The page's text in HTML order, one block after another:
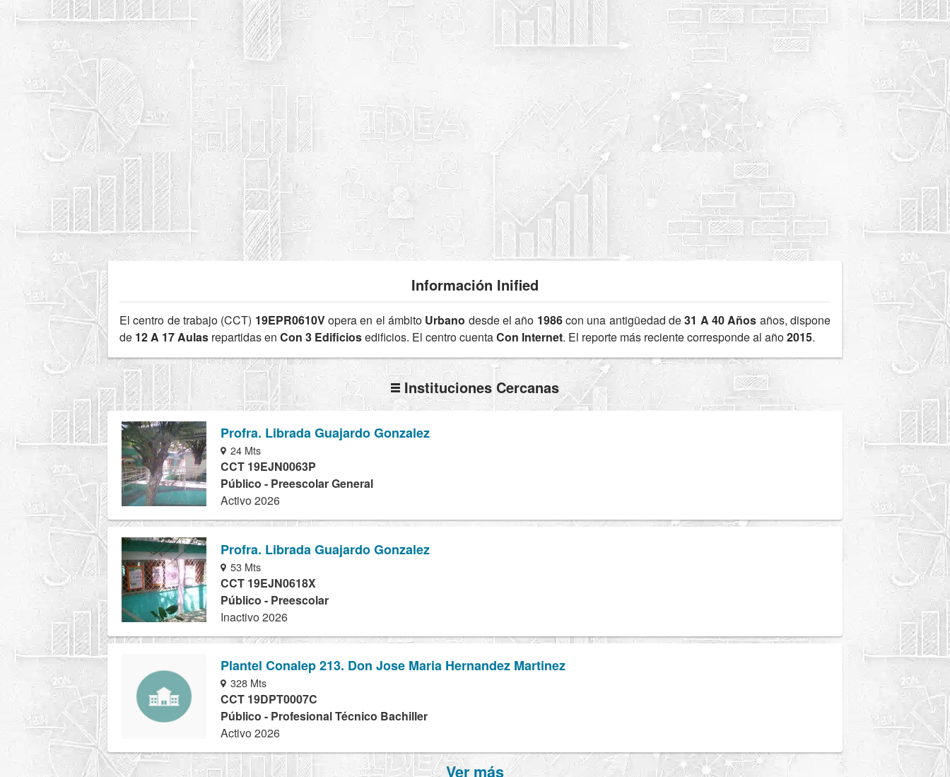
Información Inified
El centro de trabajo (CCT) 19EPR0610Vopera en el ámbito Urbano desde el año 1986con una antigüedad de31 A 40 Años años, dispone
de 12 A 17 Aulas repartidas en Con 3 Edificiosedificios. El centro cuentaCon Internet. El reporte más reciente corresponde al año2015.
Instituciones Cercanas
Profra. Librada Guajardo Gonzalez
24 Mts
CCT 19EJN0063P
Público - Preescolar General
Activo 2026
Profra. Librada Guajardo Gonzalez
53 Mts
CCT 19EJN0618X
Público - Preescolar
Inactivo 2026
Plantel Conalep 213. Don Jose Maria Hernandez Martinez
328 Mts
CCT 19DPT0007C
Público - Profesional Técnico Bachiller
Activo 2026
Ver más